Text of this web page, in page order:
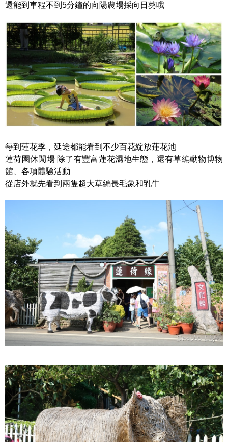
還能到車程不到5分鐘的向陽農場採向日葵哦
每到蓮花季，延途都能看到不少百花綻放蓮花池
蓮荷園休閒場 除了有豐富蓮花濕地生態，還有草編動物博物
館、各項體驗活動
從店外就先看到兩隻超大草編長毛象和乳牛